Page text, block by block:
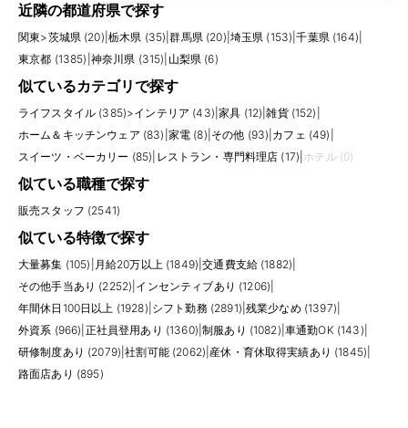
近隣の都道府県で探す
関東>茨城県 (20) 栃木県 (35) |群馬県 (20) 埼玉県 (153) |千葉県 (164)
東京都 (1385) 神奈川県 (315) 山梨県 (6)
似ているカテゴリで探す
ライフスタイル (385)>インテリア (43) |家具 (12) |雑貨 (152)
ホーム＆キッチンウェア (83) 家電 (8) その他 (93) カフェ (49)
スイーツ・ベーカリー (85) レストラン・専門料理店 (17) ホテル (0)
似ている職種で探す
販売スタッフ (2541)
似ている特徴で探す
大量募集 (105) 月給20万以上 (1849) |交通費支給 (1882)
その他手当あり (2252) インセンティブあり (1206)
年間休日100日以上 (1928) シフト勤務 (2891) 残業少なめ (1397)
外資系 (966) 正社員登用あり (1360) |制服あり (1082) 車通勤OK (143)
研修制度あり (2079) |社割可能 (2062) 産休・育休取得実績あり (1845)
路面店あり (895)